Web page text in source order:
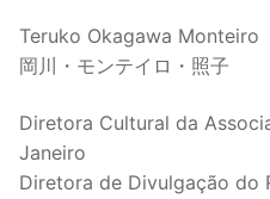
Teruko Okagawa Monteiro
岡川・モンテイロ・照子
Diretora Cultural da
Janeiro
Diretora de Divulgação do